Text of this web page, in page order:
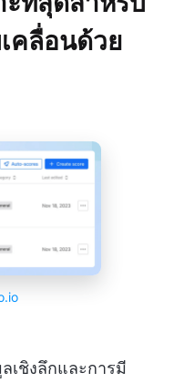
คลื่อนด้วย
เชิงลึกและการมี